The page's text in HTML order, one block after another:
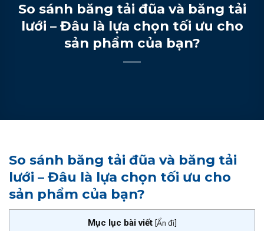
So sánh băng tải đũa và băng tải
lưới – Đâu là lựa chọn tối ưu cho
sản phẩm của bạn?
So sánh băng tải đũa và băng tải
lưới – Đâu là lựa chọn tối ưu cho
sản phẩm của bạn?
Mục lục bài viết [Ẩn đi]